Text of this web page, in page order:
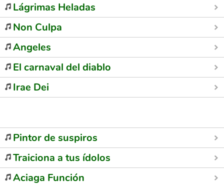
Lágrimas Heladas
Non Culpa
Angeles
El carnaval del diablo
Irae Dei
Pintor de suspiros
Traiciona a tus ídolos
Aciaga Función